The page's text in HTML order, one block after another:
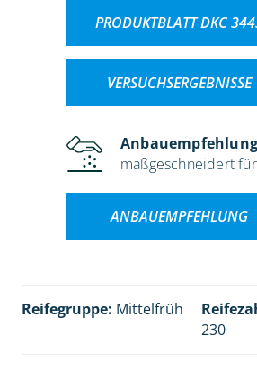
PRODUKTBLATT DKC
VERSUCHSERGEBNISSE
Anbauempfehlung
maßgeschneidert
ANBAUEMPFEHLUNG
Reifegruppe: Mittelfrüh
230